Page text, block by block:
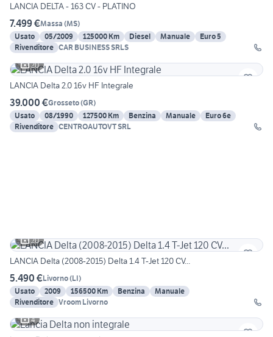
LANCIA DELTA - 163 CV - PLATINO
7.499 €Massa (MS)
Usato
05/2009 125000 Km Diesel Manuale
Euro 5
Rivenditore CAR BUSINESS SRLS
20
LANCIA Delta 2.0 16v HF Integrale
39.000 €Grosseto(GR)
Usato
08/1990 127500 Km Benzina Manuale
Euro 6e
Rivenditore CENTROAUTOVT SRL
20
LANCIA Delta (2008-2015) Delta 1.4 T-Jet 120 CV...
5.490 €Livorno(LI)
Usato
2009 156500 Km Benzina
Manuale
Rivenditore Vroom Livorno
4